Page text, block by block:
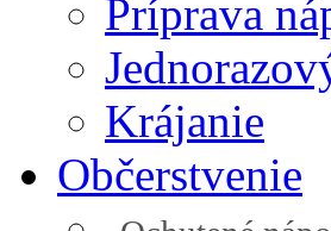
Príprava
Krájanie
Občerstvenie